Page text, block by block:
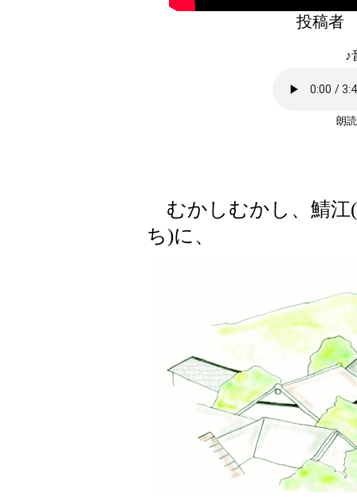
投稿者
♪
朗
むかしむかし、鯖江
ち)に、